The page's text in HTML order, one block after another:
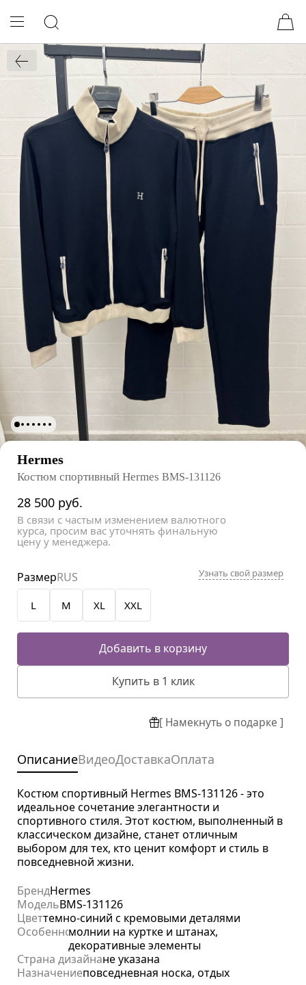
Hermes
Костюм спортивный Hermes BMS-131126
28 500 руб.
В связи с частым изменением валютного
курса, просим вас уточнять финальную
цену у менеджера.
L M XL XXL
РазмерRUS Узнать свой размер
Добавить в корзину
Купить в 1 клик
[ Намекнуть о подарке ]
ОписаниеВидеоДоставкаОплата
Костюм спортивный Hermes BMS-131126 - это
идеальное сочетание элегантности и
спортивного стиля. Этот костюм, выполненный в
классическом дизайне, станет отличным
выбором для тех, кто ценит комфорт и стиль в
повседневной жизни.
БрендHermes
МодельBMS-131126
Цветтемно-синий с кремовыми деталями
Особенностимолнии на куртке и штанах,
декоративные элементы
Страна дизайнане указана
Назначениеповседневная носка, отдых